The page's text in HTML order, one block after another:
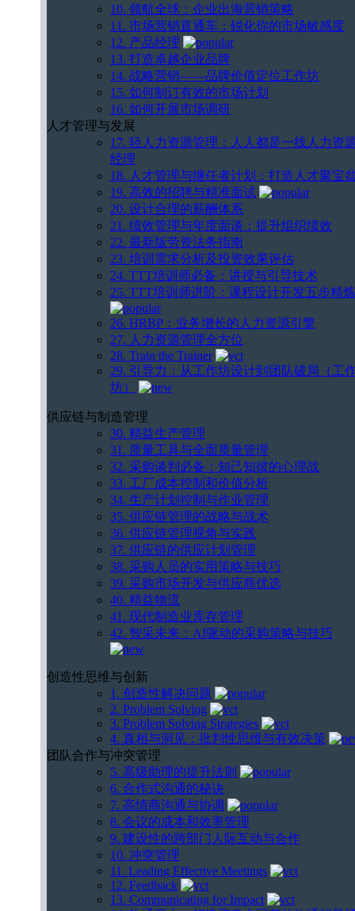
10. 领航全球：企业出海营销策略
11. 市场营销直通车：锐化你的市场敏感度
12. 产品经理
13. 打造卓越企业品牌
14. 战略营销——品牌价值定位工作坊
15. 如何制订有效的市场计划
16. 如何开展市场调研
人才管理与发展
17. 轻人力资源管理：人人都是一线人力资
经理
18. 人才管理与继任者计划：打造人才聚宝
19. 高效的招聘与精准面试
20. 设计合理的薪酬体系
21. 绩效管理与年度面谈：提升组织绩效
22. 最新版劳资法务指南
23. 培训需求分析及投资效果评估
24. TTT培训师必备：讲授与引导技术
25. TTT培训师进阶：课程设计开发五步精炼
26. HRBP：业务增长的人力资源引擎
27. 人力资源管理全方位
28. Train the Trainer
29. 引导力：从工作坊设计到团队破局（工
坊）
供应链与制造管理
30. 精益生产管理
31. 质量工具与全面质量管理
32. 采购谈判必备：知己知彼的心理战
33. 工厂成本控制和价值分析
34. 生产计划控制与作业管理
35. 供应链管理的战略与战术
36. 供应链管理视角与实践
37. 供应链的供应计划管理
38. 采购人员的实用策略与技巧
39. 采购市场开发与供应商优选
40. 精益物流
41. 现代制造业库存管理
42. 智采未来：AI驱动的采购策略与技巧
创造性思维与创新
1. 创造性解决问题
2. Problem Solving
3. Problem Solving Strategies
4. 真相与洞见：批判性思维与有效决策
团队合作与冲突管理
5. 高级助理的提升法则
6. 合作式沟通的秘诀
7. 高情商沟通与协调
8. 会议的成本和效率管理
9. 建设性的跨部门人际互动与合作
10. 冲突管理
11. Leading Effective Meetings
12. Feedback
13. Communicating for Impact